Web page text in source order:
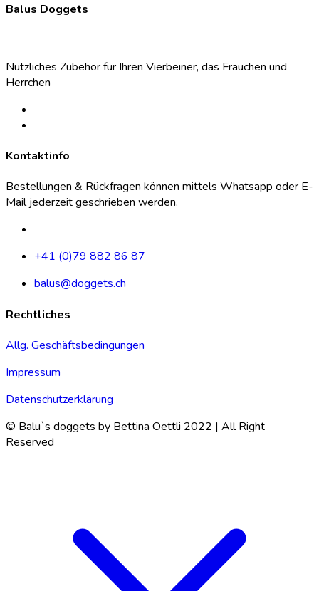
Balus Doggets
Nützliches Zubehör für Ihren Vierbeiner, das Frauchen und
Herrchen
Kontaktinfo
Bestellungen & Rückfragen können mittels Whatsapp oder E-
Mail jederzeit geschrieben werden.
+41 (0)79 882 86 87
balus@doggets.ch
Rechtliches
Allg. Geschäftsbedingungen
Impressum
Datenschutzerklärung
© Balu`s doggets by Bettina Oettli 2022 | All Right
Reserved